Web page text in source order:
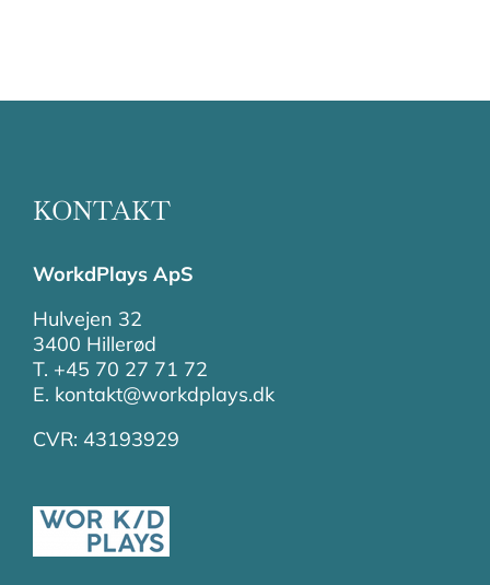
KONTAKT
WorkdPlays ApS
Hulvejen 32
3400 Hillerød
T. +45 70 27 71 72
E. kontakt@workdplays.dk
CVR: 43193929